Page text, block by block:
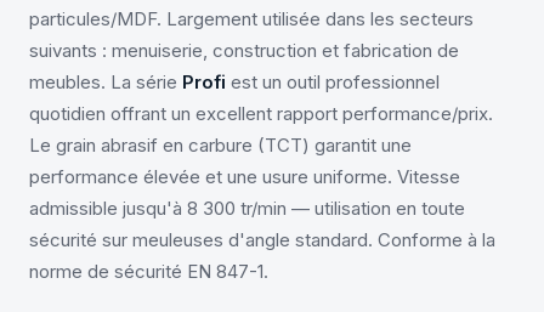
particules/MDF. Largement utilisée dans les secteurs
suivants : menuiserie, construction et fabrication de
meubles. La série Profi est un outil professionnel
quotidien offrant un excellent rapport performance/prix.
Le grain abrasif en carbure (TCT) garantit une
performance élevée et une usure uniforme. Vitesse
admissible jusqu'à 8 300 tr/min — utilisation en toute
sécurité sur meuleuses d'angle standard. Conforme à la
norme de sécurité EN 847-1.